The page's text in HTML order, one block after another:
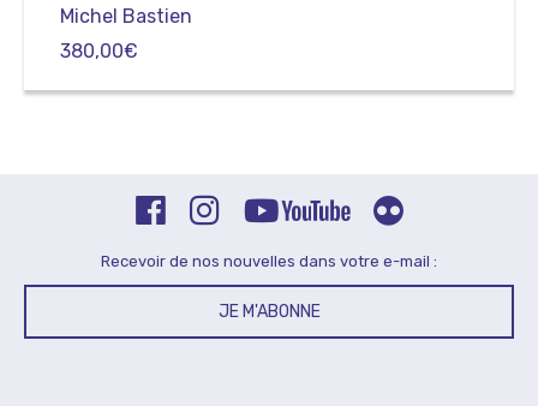
Michel Bastien
380,00€
Recevoir de nos nouvelles dans votre e-mail :
JE M'ABONNE